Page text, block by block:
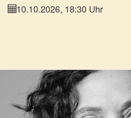
10.10.2026, 18:30 Uhr